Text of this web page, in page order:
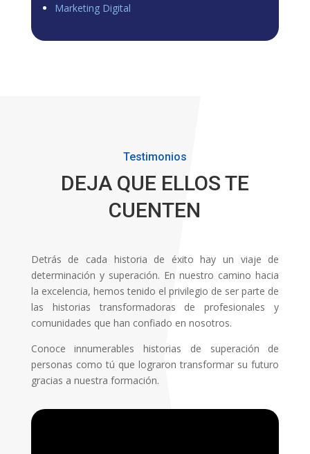
Marketing Digital
Testimonios
DEJA QUE ELLOS TE
CUENTEN
Detrás de cada historia de éxito hay un viaje de
determinación y superación. En nuestro camino hacia
la excelencia, hemos tenido el privilegio de ser parte de
las historias transformadoras de profesionales y
comunidades que han confiado en nosotros.
Conoce innumerables historias de superación de
personas como tú que lograron transformar su futuro
gracias a nuestra formación.